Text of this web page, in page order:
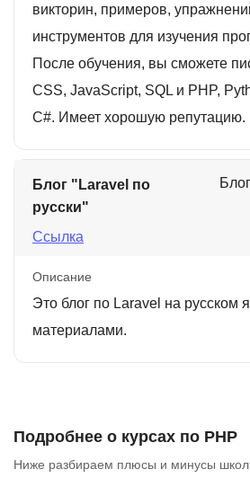
викторин, примеров,
инструментов для изучения
После обучения, вы сможете
CSS, JavaScript, SQL и PHP,
C#. Имеет хорошую репутацию.
Блог "Laravel по
русски"
Ссылка
Блог
Описание
Это блог по Laravel на русском
материалами.
Подробнее о курсах по PHP
Ниже разбираем плюсы и минусы школ,